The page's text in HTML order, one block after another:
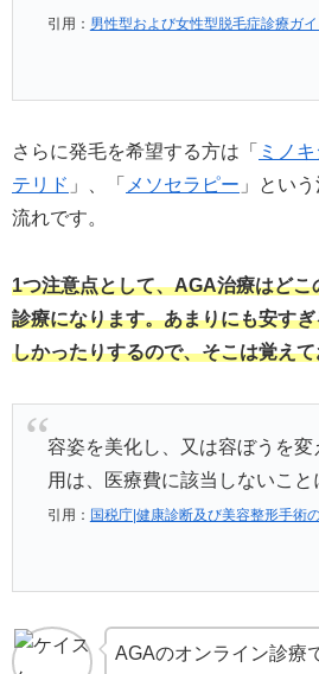
引用： 男性型および女性型脱毛症診療ガ
さらに発毛を希望する方は「 ミノ
テリド 」、「 メソセラピー 」とい
流れです。
1つ注意点として、AGA治療はどこ
診療になります。あまりにも安す
しかったりするので、そこは覚え
容姿を美化し、又は容ぼうを
用は、医療費に該当しないこと
引用： 国税庁|健康診断及び美容整形手術
AGAのオンライン診療